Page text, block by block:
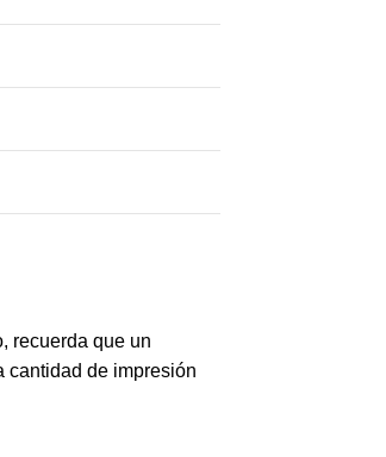
recuerda que un
cantidad de impresión